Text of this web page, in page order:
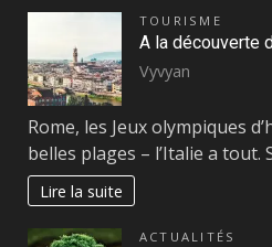
TOURISME
A la découverte
Vyvyan
Rome, les Jeux olympiques
belles plages – l’Italie a tout.
Lire la suite
ACTUALITÉS